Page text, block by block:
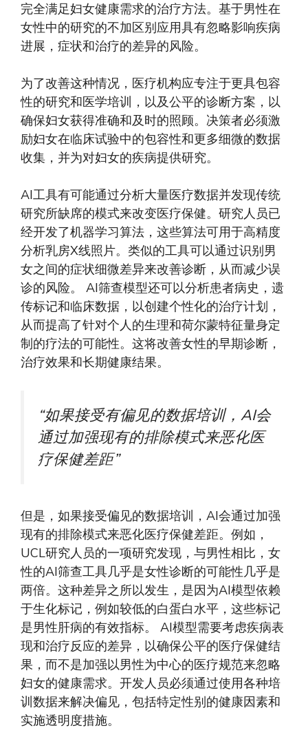
完全满足妇女健康需求的治疗方法。基于男性在
女性中的研究的不加区别应用具有忽略影响疾病
进展，症状和治疗的差异的风险。
为了改善这种情况，医疗机构应专注于更具包容
性的研究和医学培训，以及公平的诊断方案，以
确保妇女获得准确和及时的照顾。决策者必须激
励妇女在临床试验中的包容性和更多细微的数据
收集，并为对妇女的疾病提供研究。
AI工具有可能通过分析大量医疗数据并发现传统
研究所缺席的模式来改变医疗保健。研究人员已
经开发了机器学习算法，这些算法可用于高精度
分析乳房X线照片。类似的工具可以通过识别男
女之间的症状细微差异来改善诊断，从而减少误
诊的风险。 AI筛查模型还可以分析患者病史，遗
传标记和临床数据，以创建个性化的治疗计划，
从而提高了针对个人的生理和荷尔蒙特征量身定
制的疗法的可能性。这将改善女性的早期诊断，
治疗效果和长期健康结果。
“如果接受有偏见的数据培训，AI会
通过加强现有的排除模式来恶化医
疗保健差距”
但是，如果接受偏见的数据培训，AI会通过加强
现有的排除模式来恶化医疗保健差距。例如，
UCL研究人员的一项研究发现，与男性相比，女
性的AI筛查工具几乎是女性诊断的可能性几乎是
两倍。这种差异之所以发生，是因为AI模型依赖
于生化标记，例如较低的白蛋白水平，这些标记
是男性肝病的有效指标。 AI模型需要考虑疾病表
现和治疗反应的差异，以确保公平的医疗保健结
果，而不是加强以男性为中心的医疗规范来忽略
妇女的健康需求。开发人员必须通过使用各种培
训数据来解决偏见，包括特定性别的健康因素和
实施透明度措施。